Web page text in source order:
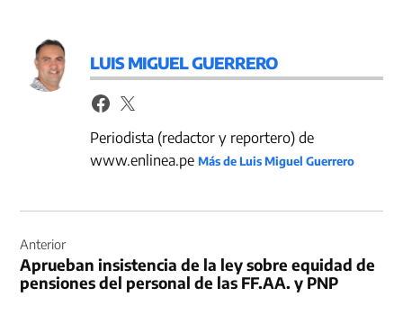
LUIS MIGUEL GUERRERO
Periodista (redactor y reportero) de
www.enlinea.peMás de Luis Miguel Guerrero
de
entradas
Anterior
Aprueban insistencia de la ley sobre equidad de
pensiones del personal de las FF.AA. y PNP